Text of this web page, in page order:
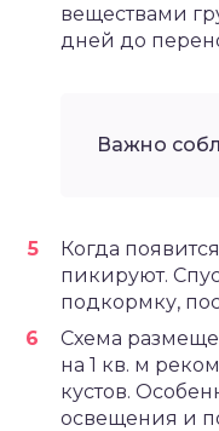
веществами
дней до
Важно
Когда
пикируют.
подкормку,
Схема
на 1 кв. м
кустов.
освещения и